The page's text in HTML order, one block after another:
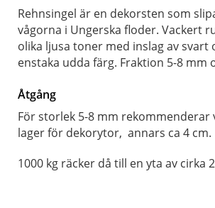
Rehnsingel är en dekorsten som
vågorna i Ungerska floder. Vackert
olika ljusa toner med inslag av svart
enstaka udda färg. Fraktion 5-8 mm
Åtgång
För storlek 5-8 mm rekommenderar
lager för dekorytor, annars ca 4 cm.
1000 kg räcker då till en yta av cirka